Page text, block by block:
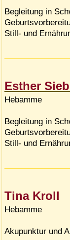
Begleitung in
Still- und
Esther
Hebamme
Begleitung in
Still- und
Tina Kroll
Hebamme
Akupunktur und